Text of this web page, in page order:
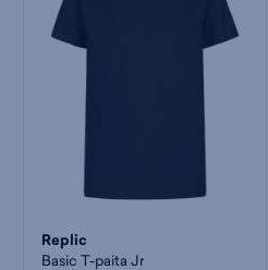
Replic
Basic T-paita Jr